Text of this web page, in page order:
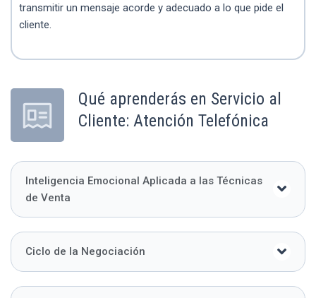
transmitir un mensaje acorde y adecuado a lo que pide el
cliente.
Qué aprenderás en Servicio al
Cliente: Atención Telefónica
Inteligencia Emocional Aplicada a las Técnicas
de Venta
Ciclo de la Negociación